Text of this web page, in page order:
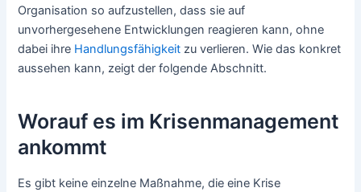
Organisation so aufzustellen, dass sie auf
unvorhergesehene Entwicklungen reagieren kann, ohne
dabei ihre Handlungsfähigkeit zu verlieren. Wie das konkret
aussehen kann, zeigt der folgende Abschnitt.
Worauf es im Krisenmanagement
ankommt
Es gibt keine einzelne Maßnahme, die eine Krise